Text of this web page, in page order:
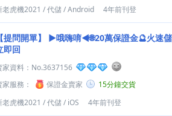
老虎機2021 /代儲/Android 4年前刊登
【提問開單】
►哦嗨唷◄🌐20萬保證金🔮火速
即回
家資料： No.3637156
家服務：
保證金賣家
15分鐘交貨
老虎機2021 /代儲/ iOS 4年前刊登